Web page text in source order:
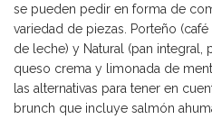
se pueden pedir en forma de
variedad de piezas. Porteño
de leche) y Natural (pan integral,
queso crema y limonada de
las alternativas para tener en
brunch que incluye salmón